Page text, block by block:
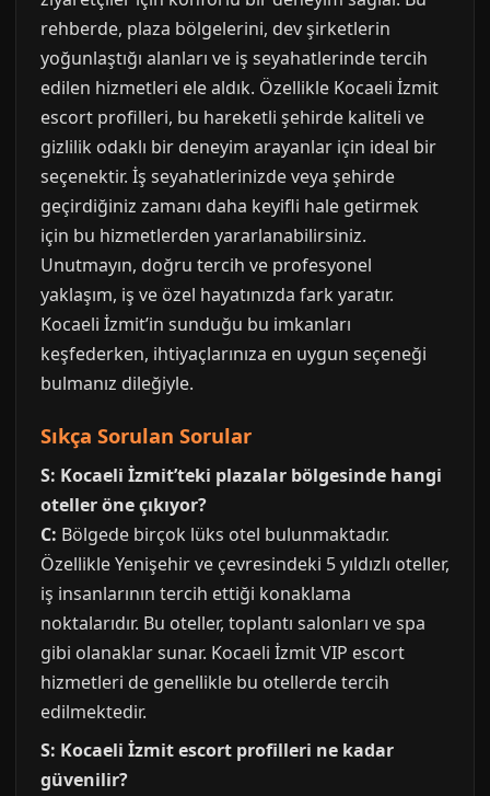
rehberde, plaza bölgelerini, dev şirketlerin
yoğunlaştığı alanları ve iş seyahatlerinde tercih
edilen hizmetleri ele aldık. Özellikle Kocaeli İzmit
escort profilleri, bu hareketli şehirde kaliteli ve
gizlilik odaklı bir deneyim arayanlar için ideal bir
seçenektir. İş seyahatlerinizde veya şehirde
geçirdiğiniz zamanı daha keyifli hale getirmek
için bu hizmetlerden yararlanabilirsiniz.
Unutmayın, doğru tercih ve profesyonel
yaklaşım, iş ve özel hayatınızda fark yaratır.
Kocaeli İzmit’in sunduğu bu imkanları
keşfederken, ihtiyaçlarınıza en uygun seçeneği
bulmanız dileğiyle.
Sıkça Sorulan Sorular
S: Kocaeli İzmit’teki plazalar bölgesinde hangi
oteller öne çıkıyor?
C: Bölgede birçok lüks otel bulunmaktadır.
Özellikle Yenişehir ve çevresindeki 5 yıldızlı oteller,
iş insanlarının tercih ettiği konaklama
noktalarıdır. Bu oteller, toplantı salonları ve spa
gibi olanaklar sunar. Kocaeli İzmit VIP escort
hizmetleri de genellikle bu otellerde tercih
edilmektedir.
S: Kocaeli İzmit escort profilleri ne kadar
güvenilir?